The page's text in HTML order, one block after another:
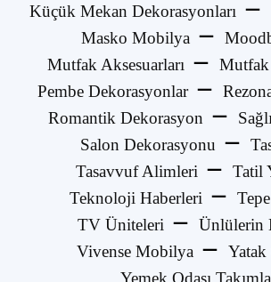
Küçük Mekan Dekorasyonları
Masko Mobilya
Mutfak Aksesuarları
Pembe Dekorasyonlar
Romantik Dekorasyon
Salon Dekorasyonu
Tasavvuf Alimleri
Tatil
Teknoloji Haberleri
TV Üniteleri
Ünlülerin
Vivense Mobilya
Yatak
Yemek Odası